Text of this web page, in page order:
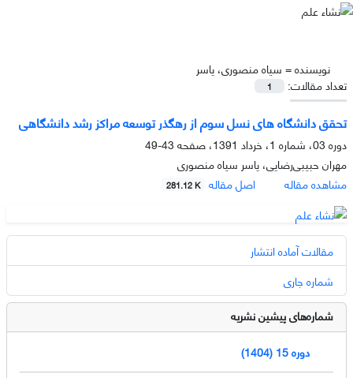
نویسنده = سیاه منصوری، یاسر
تعداد مقالات:
1
تحقق دانشگاه های نسل سوم از رهگذر توسعه مراکز رشد دانشگاهی
دوره 03، شماره 1، خرداد 1391، صفحه
43-49
مهران حبیبی‌رضایی، یاسر سیاه منصوری
مشاهده مقاله
اصل مقاله 281.12 K
مقالات آماده انتشار
شماره جاری
شماره‌های پیشین نشریه
دوره 15 (1404)